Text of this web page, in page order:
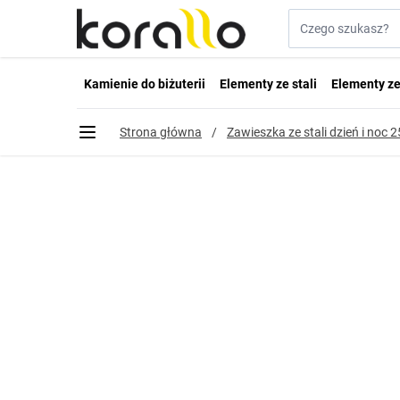
Przejdź do treści
Kamienie do biżuterii Elementy ze stali Elementy
Strona główna / Zawieszka ze stali dzień i noc